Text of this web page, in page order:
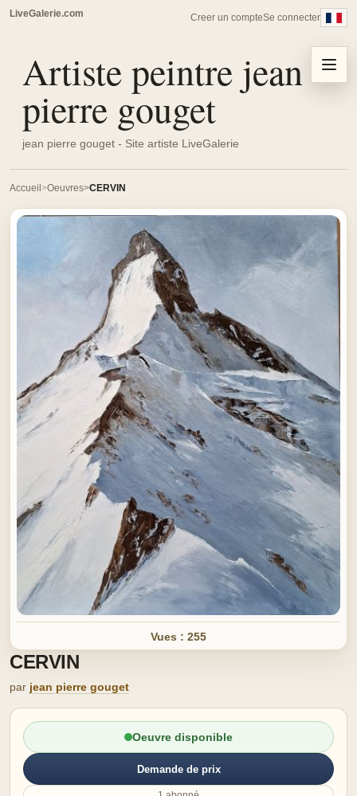
LiveGalerie.com Creer un compteSe connecter
Artiste peintre jean
pierre gouget
jean pierre gouget - Site artiste LiveGalerie
Menu
Accueil Oeuvres CERVIN
Vues : 255
CERVIN
par jean pierre gouget
Oeuvre disponible
Demande de prix